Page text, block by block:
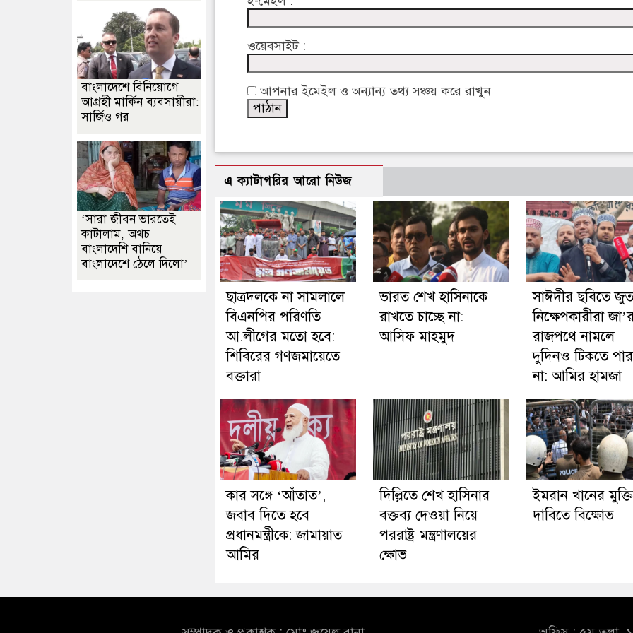
ওয়েবসাইট :
আপনার ইমেইল ও অন্যান্য তথ্য সঞ্চয় করে রাখুন
এ ক্যাটাগরির আরো নিউজ
ছাত্রদলকে না সামলালে
বিএনপির পরিণতি
আ.লীগের মতো হবে:
শিবিরের গণজমায়েতে
বক্তারা
ভারত শেখ হাসিনাকে
রাখতে চাচ্ছে না:
আসিফ মাহমুদ
সাঈদীর ছবিতে
নিক্ষেপকারীরা
রাজপথে নামলে
দুদিনও টিকতে
না: আমির হামজা
কার সঙ্গে ‘আঁতাত’,
জবাব দিতে হবে
প্রধানমন্ত্রীকে: জামায়াত
আমির
দিল্লিতে শেখ হাসিনার
বক্তব্য দেওয়া নিয়ে
পররাষ্ট্র মন্ত্রণালয়ের
ক্ষোভ
ইমরান খানের
দাবিতে বিক্ষোভ
বাংলাদেশে বিনিয়োগে
আগ্রহী মার্কিন ব্যবসায়ীরা:
সার্জিও গর
‘সারা জীবন ভারতেই
কাটালাম, অথচ
বাংলাদেশি বানিয়ে
বাংলাদেশে ঠেলে দিলো’